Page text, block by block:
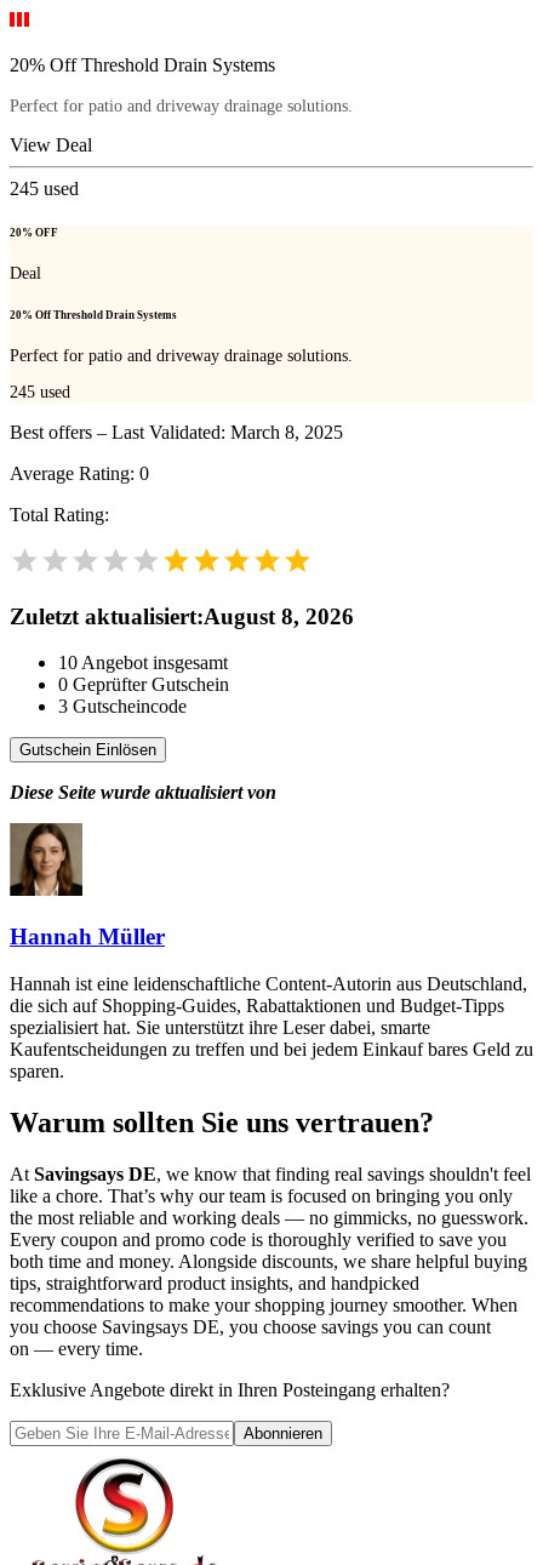
20% Off Threshold Drain Systems
Perfect for patio and driveway drainage solutions.
View Deal
245 used
20% OFF
Deal
20% Off Threshold Drain Systems
Perfect for patio and driveway drainage solutions.
245 used
Best offers – Last Validated: March 8, 2025
Average Rating: 0
Total Rating:
Zuletzt aktualisiert:August 8, 2026
10 Angebot insgesamt
0 Geprüfter Gutschein
3 Gutscheincode
Gutschein Einlösen
Diese Seite wurde aktualisiert von
Hannah Müller
Hannah ist eine leidenschaftliche Content-Autorin aus Deutschland,
die sich auf Shopping-Guides, Rabattaktionen und Budget-Tipps
spezialisiert hat. Sie unterstützt ihre Leser dabei, smarte
Kaufentscheidungen zu treffen und bei jedem Einkauf bares Geld zu
sparen.
Warum sollten Sie uns vertrauen?
At Savingsays DE, we know that finding real savings shouldn't feel
like a chore. That’s why our team is focused on bringing you only
the most reliable and working deals — no gimmicks, no guesswork.
Every coupon and promo code is thoroughly verified to save you
both time and money. Alongside discounts, we share helpful buying
tips, straightforward product insights, and handpicked
recommendations to make your shopping journey smoother. When
you choose Savingsays DE, you choose savings you can count
on — every time.
Exklusive Angebote direkt in Ihren Posteingang erhalten?
Abonnieren